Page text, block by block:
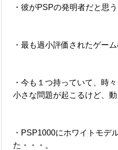
・彼がPSPの発明者だと思う
・最も過小評価されたゲーム
・今も１つ持っていて、時
小さな問題が起こるけど、動
・PSP1000にホワイトモデ
た・・・。